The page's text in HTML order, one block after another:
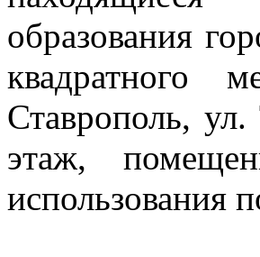
образования
квадратного
Ставрополь,
этаж,
использования